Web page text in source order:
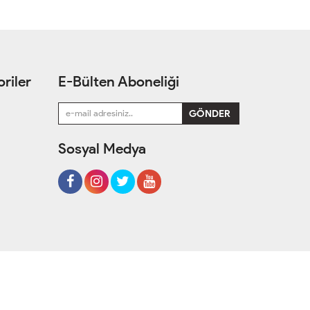
E-Bülten Aboneliği
Sosyal Medya